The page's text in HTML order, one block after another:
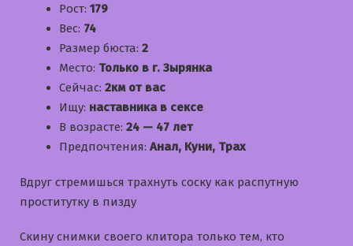
Рост: 179
Вес: 74
Размер бюста: 2
Место: Только в г. Зырянка
Сейчас: 2км от вас
Ищу: наставника в сексе
В возрасте: 24 — 47 лет
Предпочтения: Анал, Куни, Трах
Вдруг стремишься трахнуть соску как распутную
проститутку в пизду
Скину снимки своего клитора только тем, кто